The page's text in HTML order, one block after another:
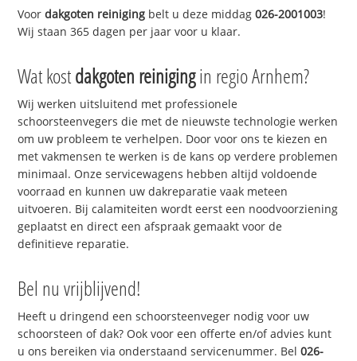
Voordakgoten reiniging belt u deze middag026-2001003!
Wij staan 365 dagen per jaar voor u klaar.
Wat kostdakgoten reinigingin regio Arnhem?
Wij werken uitsluitend met professionele
schoorsteenvegers die met de nieuwste technologie werken
om uw probleem te verhelpen. Door voor ons te kiezen en
met vakmensen te werken is de kans op verdere problemen
minimaal. Onze servicewagens hebben altijd voldoende
voorraad en kunnen uw dakreparatie vaak meteen
uitvoeren. Bij calamiteiten wordt eerst een noodvoorziening
geplaatst en direct een afspraak gemaakt voor de
definitieve reparatie.
Bel nu vrijblijvend!
Heeft u dringend een schoorsteenveger nodig voor uw
schoorsteen of dak? Ook voor een offerte en/of advies kunt
u ons bereiken via onderstaand servicenummer. Bel026-